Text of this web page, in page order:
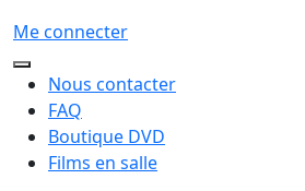
Me connecter
Nous contacter
FAQ
Boutique DVD
Films en salle